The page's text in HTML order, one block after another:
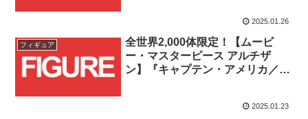
2025.01.26
フィギュア
全世界2,000体限定！【ムービ
ー・マスターピース アルチザ
ン】『キャプテン・アメリカ／ウ
2025.01.23